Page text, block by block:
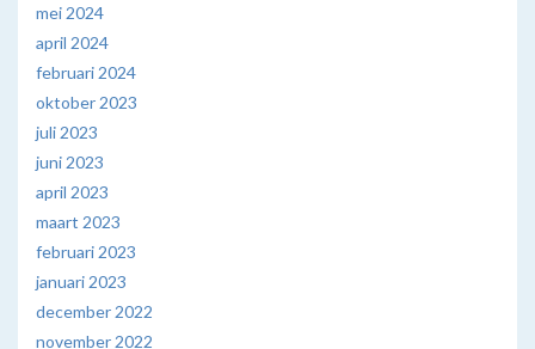
mei 2024
april 2024
februari 2024
oktober 2023
juli 2023
juni 2023
april 2023
maart 2023
februari 2023
januari 2023
december 2022
november 2022